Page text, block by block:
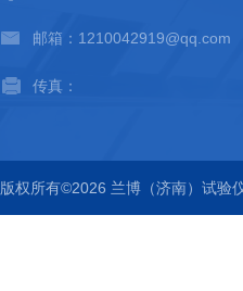
邮箱：1210042919@qq.com
传真：
版权所有©2026 兰博（济南）试验